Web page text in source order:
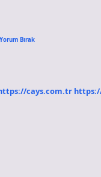
Yorum Bırak
cays.com.tr